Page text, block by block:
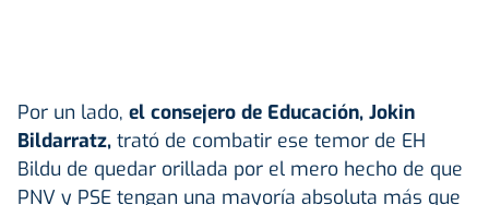
Por un lado, el consejero de Educación, Jokin
Bildarratz, trató de combatir ese temor de EH
Bildu de quedar orillada por el mero hecho de que
PNV y PSE tengan una mayoría absoluta más que